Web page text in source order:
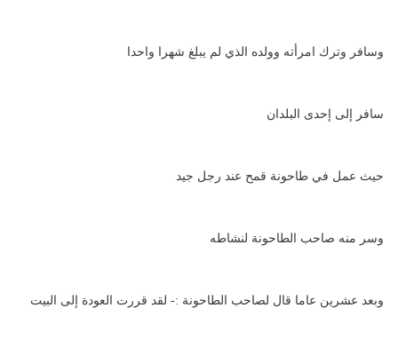
وسافر وترك امرأته وولده الذي لم يبلغ شهرا واحدا
سافر إلى إحدى البلدان
حيث عمل في طاحونة قمح عند رجل جيد
وسر منه صاحب الطاحونة لنشاطه
وبعد عشرين عاما قال لصاحب الطاحونة :- لقد قررت العودة إلى البيت